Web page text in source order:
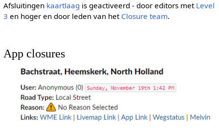
Afsluitingen kaartlaag is geactiveerd - door editors met Level
3 en hoger en door leden van het Closure team.
App closures